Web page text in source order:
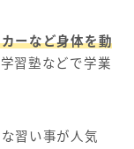
ーなど身体を動
習塾などで学業
習い事が人気